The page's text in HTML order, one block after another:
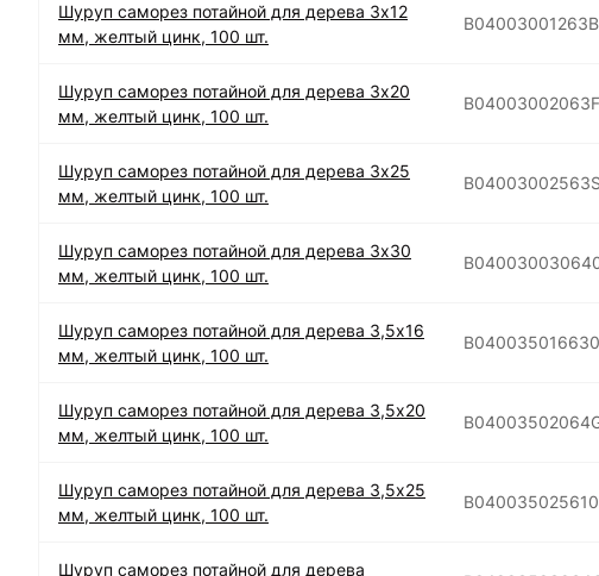
Шуруп саморез потайной для дерева 3х12
мм, желтый цинк, 100 шт.
Шуруп саморез потайной для дерева 3х20
мм, желтый цинк, 100 шт.
Шуруп саморез потайной для дерева 3х25
мм, желтый цинк, 100 шт.
Шуруп саморез потайной для дерева 3х30
мм, желтый цинк, 100 шт.
Шуруп саморез потайной для дерева 3,5х16
мм, желтый цинк, 100 шт.
Шуруп саморез потайной для дерева 3,5х20
мм, желтый цинк, 100 шт.
Шуруп саморез потайной для дерева 3,5х25
мм, желтый цинк, 100 шт.
Шуруп саморез потайной для дерева